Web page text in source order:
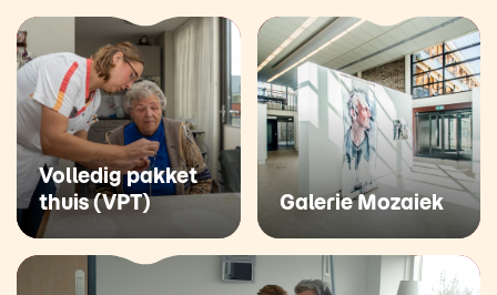
Volledig pakket
thuis (VPT)
Galerie Mozaiek